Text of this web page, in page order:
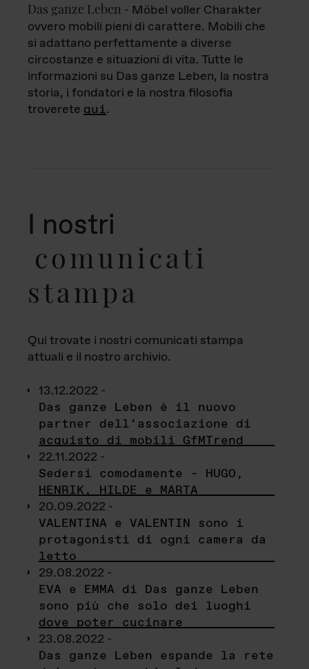
Das ganze Leben - Möbel voller Charakter
ovvero mobili pieni di carattere. Mobili che
si adattano perfettamente a diverse
circostanze e situazioni di vita. Tutte le
informazioni su Das ganze Leben, la nostra
storia, i fondatori e la nostra filosofia
troverete qui.
I nostri
comunicati
stampa
Qui trovate i nostri comunicati stampa
attuali e il nostro archivio.
13.12.2022 -
Das ganze Leben è il nuovo
partner dell’associazione di
acquisto di mobili GfMTrend
22.11.2022 -
Sedersi comodamente – HUGO,
HENRIK, HILDE e MARTA
20.09.2022 -
VALENTINA e VALENTIN sono i
protagonisti di ogni camera da
letto
29.08.2022 -
EVA e EMMA di Das ganze Leben
sono più che solo dei luoghi
dove poter cucinare
23.08.2022 -
Das ganze Leben espande la rete